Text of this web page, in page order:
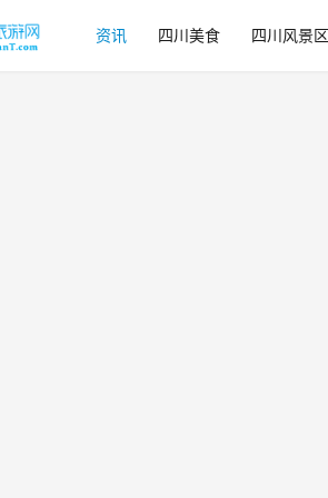
资讯 四川美食 四川风景区